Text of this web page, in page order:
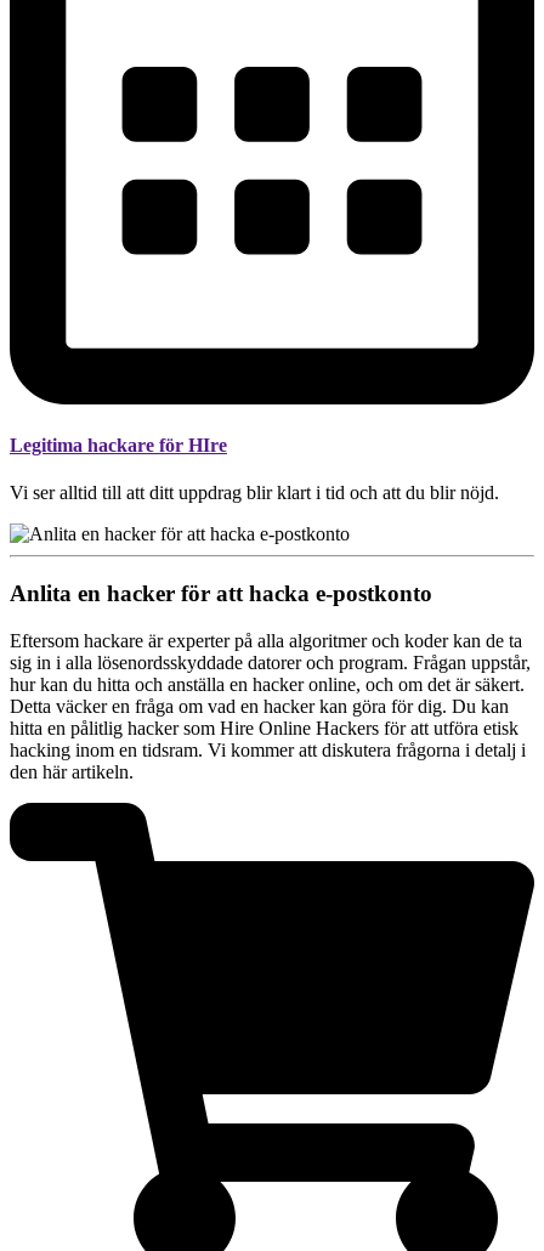
Legitima hackare för HIre
Vi ser alltid till att ditt uppdrag blir klart i tid och att du blir nöjd.
Anlita en hacker för att hacka e-postkonto
Eftersom hackare är experter på alla algoritmer och koder kan de ta
sig in i alla lösenordsskyddade datorer och program. Frågan uppstår,
hur kan du hitta och anställa en hacker online, och om det är säkert.
Detta väcker en fråga om vad en hacker kan göra för dig. Du kan
hitta en pålitlig hacker som Hire Online Hackers för att utföra etisk
hacking inom en tidsram. Vi kommer att diskutera frågorna i detalj i
den här artikeln.